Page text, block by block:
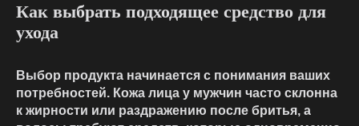
Как выбрать подходящее средство для
ухода
Выбор продукта начинается с понимания ваших
потребностей. Кожа лица у мужчин часто склонна
к жирности или раздражению после бритья, а